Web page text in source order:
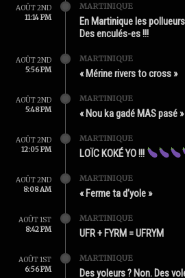
AOÛT 2ND
11:14 PM
MARTINIQUE
En Martinique les
Des enculés-es !!!
AOÛT 2ND
5:56 PM
MARTINIQUE
« Mérine rivers to cross »
AOÛT 2ND
5:48 PM
MARTINIQUE
« Nou ka gadé MAS pasé »
AOÛT 2ND
12:05 PM
MARTINIQUE
LOÏC KOKÉ YO !!!
AOÛT 2ND
8:08 AM
MARTINIQUE
« Ferme ta d’yole »
AOÛT 1ST
8:42 PM
MARTINIQUE
UFR + FYRM = UFRYM
AOÛT 1ST
6:56 PM
MARTINIQUE
Des yoleurs ? Non. Des